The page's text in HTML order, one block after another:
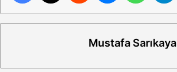
Mustafa Sarıkaya